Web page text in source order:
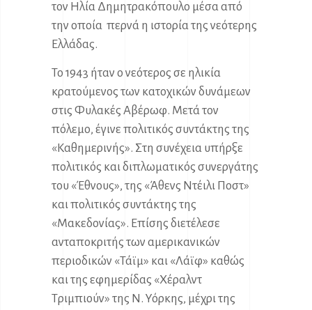
τον Ηλία Δημητρακόπουλο μέσα από
την οποία περνά η ιστορία της νεότερης
Ελλάδας.
Το 1943 ήταν ο νεότερος σε ηλικία
κρατούμενος των κατοχικών δυνάμεων
στις Φυλακές Αβέρωφ. Μετά τον
πόλεμο, έγινε πολιτικός συντάκτης της
«Καθημερινής». Στη συνέχεια υπήρξε
πολιτικός και διπλωματικός συνεργάτης
του «Έθνους», της «Άθενς Ντέιλι Ποστ»
και πολιτικός συντάκτης της
«Μακεδονίας». Επίσης διετέλεσε
ανταποκριτής των αμερικανικών
περιοδικών «Τάϊμ» και «Λάϊφ» καθώς
και της εφημερίδας «Χέραλντ
Τριμπιούν» της Ν. Υόρκης, μέχρι της